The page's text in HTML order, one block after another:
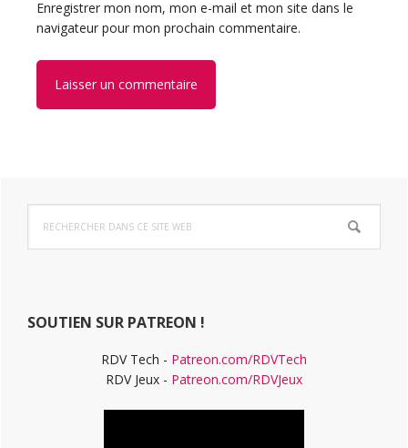
Enregistrer mon nom, mon e-mail et mon site dans le
navigateur pour mon prochain commentaire.
Barre
latérale
dans
ce
SOUTIEN SUR PATREON !
RDV Tech - Patreon.com/RDVTech
RDV Jeux - Patreon.com/RDVJeux